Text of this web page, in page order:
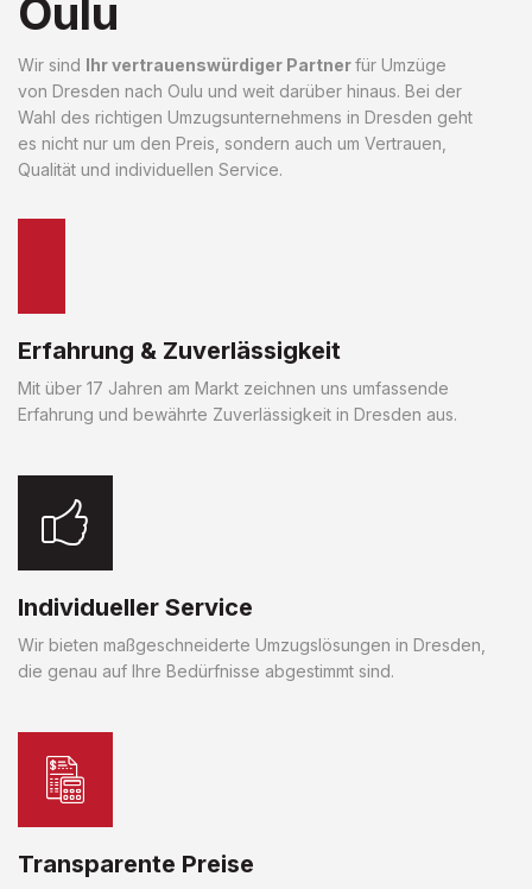
Oulu
Wir sind Ihr vertrauenswürdiger Partnerfür Umzüge
von Dresden nach Oulu und weit darüber hinaus. Bei der
Wahl des richtigen Umzugsunternehmens in Dresden geht
es nicht nur um den Preis, sondern auch um Vertrauen,
Qualität und individuellen Service.
Erfahrung & Zuverlässigkeit
Mit über 17 Jahren am Markt zeichnen uns umfassende
Erfahrung und bewährte Zuverlässigkeit in Dresden aus.
Individueller Service
Wir bieten maßgeschneiderte Umzugslösungen in Dresden,
die genau auf Ihre Bedürfnisse abgestimmt sind.
Transparente Preise